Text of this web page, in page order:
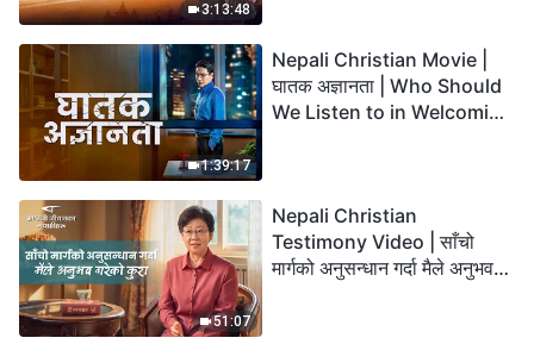
3:13:48
1:39:17
Nepali Christian Movie |
घातक अज्ञानता | Who Should
We Listen to in Welcoming
51:07
Nepali Christian
Testimony Video | साँचो
मार्गको अनुसन्धान गर्दा मैले अनुभव